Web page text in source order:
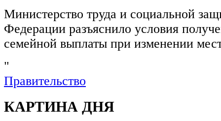
Министерство труда и социальной
Федерации разъяснило условия
семейной выплаты при изменении
"
Правительство
КАРТИНА ДНЯ